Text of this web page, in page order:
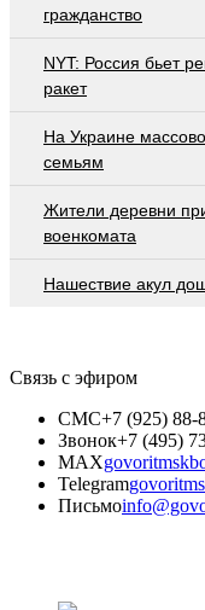
гражданство
NYT: Россия бьет
ракет
На Украине
семьям
Жители деревни
военкомата
Нашествие акул
Связь с эфиром
СМС+7 (925) 88-
Звонок+7 (495)
MAX
Telegram
Письмо